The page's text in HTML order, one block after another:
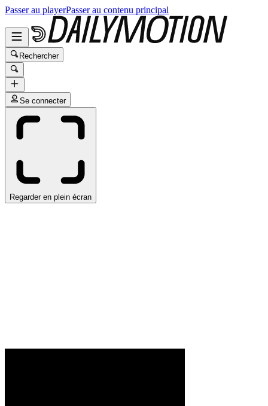
Passer au playerPasser au contenu principal
Rechercher
Se connecter
Regarder en plein écran